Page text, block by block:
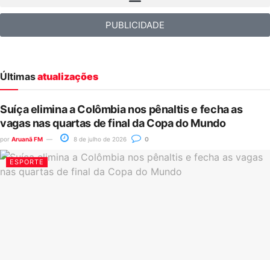
PUBLICIDADE
Últimasatualizações
Suíça elimina a Colômbia nos pênaltis e fecha as
vagas nas quartas de final da Copa do Mundo
por Aruanã FM 8 de julho de 2026 0
ESPORTE